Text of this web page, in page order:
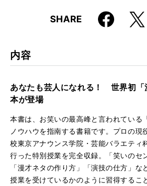
9784845615964
SHARE Faceboo
k
X
内容
あなたも芸人になれる！ 世界初「
本が登場
本書は、お笑いの最高峰と言われている
ノウハウを指南する書籍です。プロの現
校東京アナウンス学院・芸能バラエティ
行った特別授業を完全収録。「笑いのセ
「漫才ネタの作り方」「演技の仕方」な
授業を受けているかのように習得するこ